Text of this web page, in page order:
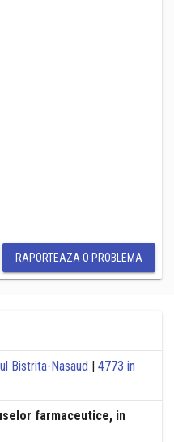
RAPORTEAZA O PROBLEMA
Bistrita-Nasaud | 4773 in
farmaceutice, in